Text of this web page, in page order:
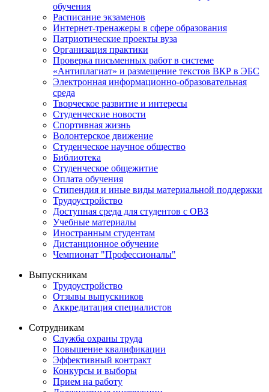
обучения
Расписание экзаменов
Интернет-тренажеры в сфере образования
Патриотические проекты вуза
Организация практики
Проверка письменных работ в системе
«Антиплагиат» и размещение текстов ВКР в ЭБС
Электронная информационно-образовательная
среда
Творческое развитие и интересы
Студенческие новости
Спортивная жизнь
Волонтерское движение
Студенческое научное общество
Библиотека
Студенческое общежитие
Оплата обучения
Стипендия и иные виды материальной поддержки
Трудоустройство
Доступная среда для студентов с ОВЗ
Учебные материалы
Иностранным студентам
Дистанционное обучение
Чемпионат "Профессионалы"
Выпускникам
Трудоустройство
Отзывы выпускников
Аккредитация специалистов
Сотрудникам
Служба охраны труда
Повышение квалификации
Эффективный контракт
Конкурсы и выборы
Прием на работу